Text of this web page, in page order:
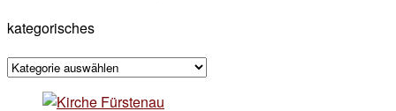
kategorisches
kategorisches